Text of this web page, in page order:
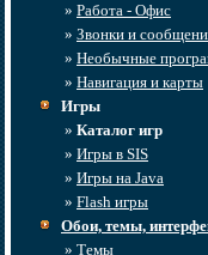
» Работа - Офис
» Звонки и
» Необычные
» Навигация и карты
Игры
» Каталог игр
» Игры в SIS
» Игры на Java
» Flash игры
Обои, темы,
» Темы